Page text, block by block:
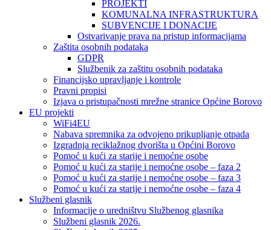
PROJEKTI
KOMUNALNA INFRASTRUKTURA
SUBVENCIJE I DONACIJE
Ostvarivanje prava na pristup informacijama
Zaštita osobnih podataka
GDPR
Službenik za zaštitu osobnih podataka
Financijsko upravljanje i kontrole
Pravni propisi
Izjava o pristupačnosti mrežne stranice Općine Borovo
EU projekti
WiFi4EU
Nabava spremnika za odvojeno prikupljanje otpada
Izgradnja reciklažnog dvorišta u Općini Borovo
Pomoć u kući za starije i nemoćne osobe
Pomoć u kući za starije i nemoćne osobe – faza 2
Pomoć u kući za starije i nemoćne osobe – faza 3
Pomoć u kući za starije i nemoćne osobe – faza 4
Službeni glasnik
Informacije o uredništvu Službenog glasnika
Službeni glasnik 2026.